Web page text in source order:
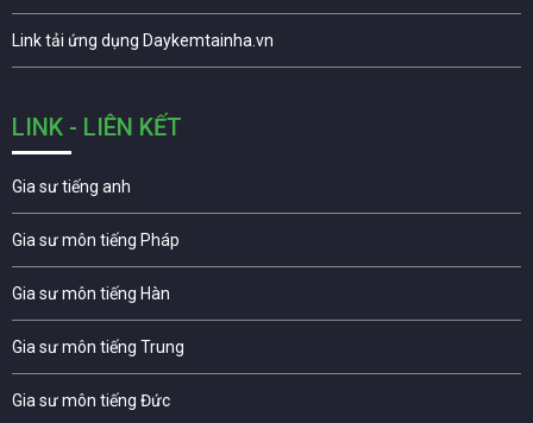
Link tải ứng dụng Daykemtainha.vn
LINK - LIÊN KẾT
Gia sư tiếng anh
Gia sư môn tiếng Pháp
Gia sư môn tiếng Hàn
Gia sư môn tiếng Trung
Gia sư môn tiếng Đức